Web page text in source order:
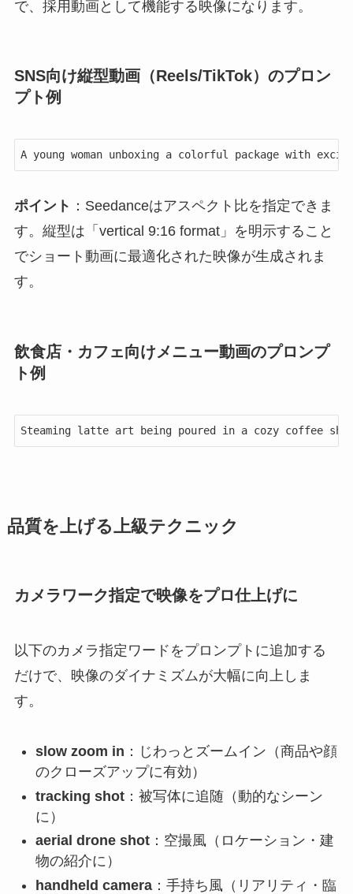
で、採用動画として機能する映像になります。
SNS向け縦型動画（Reels/TikTok）のプロン
プト例
A young woman unboxing a colorful package with
ポイント ：Seedanceはアスペクト比を指定できま
す。縦型は「vertical 9:16 format」を明示すること
でショート動画に最適化された映像が生成されま
す。
飲食店・カフェ向けメニュー動画のプロンプ
ト例
Steaming latte art being poured in a cozy coffee
品質を上げる上級テクニック
カメラワーク指定で映像をプロ仕上げに
以下のカメラ指定ワードをプロンプトに追加する
だけで、映像のダイナミズムが大幅に向上しま
す。
slow zoom in ：じわっとズームイン（商品や顔
のクローズアップに有効）
tracking shot：被写体に追随（動的なシーン
に）
aerial drone shot：空撮風（ロケーション・建
物の紹介に）
handheld camera：手持ち風（リアリティ・臨